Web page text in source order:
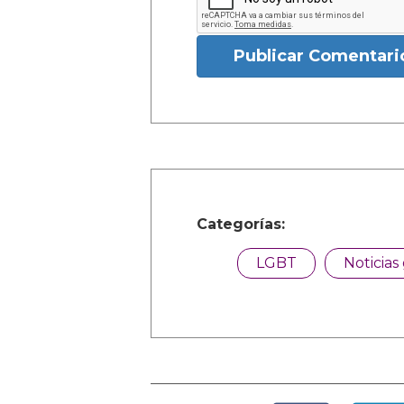
Publicar
Categorías:
LGBT Noticias